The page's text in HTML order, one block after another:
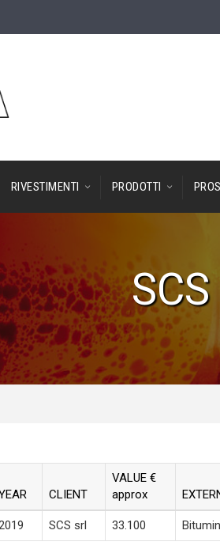
RIVESTIMENTI PRODOTTI
CLIENT
VALUE €
approx
SCS srl 33.100